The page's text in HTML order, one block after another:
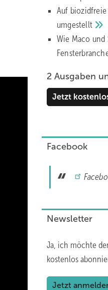
Auf
umgestellt
Wie Maco
2 Ausgaben
Jetzt
Facebook
Newsletter
Ja, ich möchte
kostenlos
Jetzt